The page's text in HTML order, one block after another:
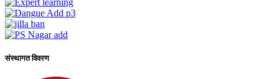
संस्थागत विवरण